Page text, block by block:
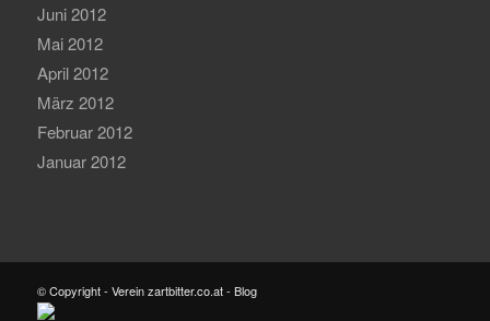
Juni 2012
Mai 2012
April 2012
März 2012
Februar 2012
Januar 2012
© Copyright - Verein zartbitter.co.at - Blog